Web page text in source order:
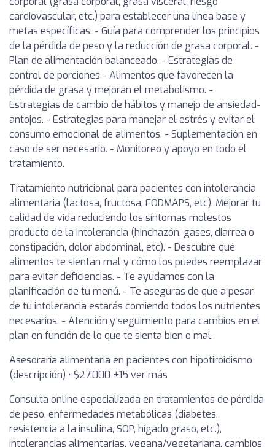
cardiovascular, etc.) para establecer una línea base y
metas específicas. - Guía para comprender los principios
de la pérdida de peso y la reducción de grasa corporal. -
Plan de alimentación balanceado. - Estrategias de
control de porciones - Alimentos que favorecen la
pérdida de grasa y mejoran el metabolismo. -
Estrategias de cambio de hábitos y manejo de ansiedad-
antojos. - Estrategias para manejar el estrés y evitar el
consumo emocional de alimentos. - Suplementación en
caso de ser necesario. - Monitoreo y apoyo en todo el
tratamiento.
Tratamiento nutricional para pacientes con intolerancia
alimentaria (lactosa, fructosa, FODMAPS, etc). Mejorar tu
calidad de vida reduciendo los síntomas molestos
producto de la intolerancia (hinchazón, gases, diarrea o
constipación, dolor abdominal, etc). - Descubre qué
alimentos te sientan mal y cómo los puedes reemplazar
para evitar deficiencias. - Te ayudamos con la
planificación de tu menú. - Te aseguras de que a pesar
de tu intolerancia estarás comiendo todos los nutrientes
necesarios. - Atención y seguimiento para cambios en el
plan en función de lo que te sienta bien o mal.
Asesoraría alimentaria en pacientes con hipotiroidismo
(descripción) • $27.000 +15 ver más
Consulta online especializada en tratamientos de pérdida
de peso, enfermedades metabólicas (diabetes,
resistencia a la insulina, SOP, hígado graso, etc.),
intolerancias alimentarias, vegana/vegetariana, cambios